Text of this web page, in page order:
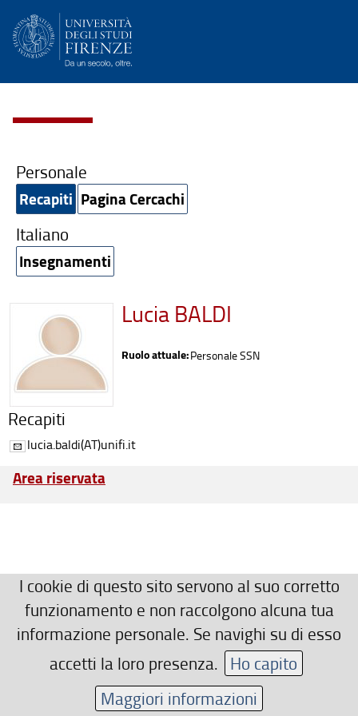
Personale
Recapiti Pagina Cercachi
Italiano
Insegnamenti
Lucia BALDI
Ruolo attuale:Personale SSN
Recapiti
lucia.baldi(AT)unifi.it
Area riservata
I cookie di questo sito servono al suo corretto
funzionamento e non raccolgono alcuna tua
informazione personale. Se navighi su di esso
accetti la loro presenza. Ho capito
Maggiori informazioni